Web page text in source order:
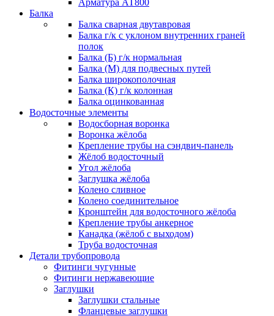
Арматура АТ800
Балка
Балка сварная двутавровая
Балка г/к с уклоном внутренних граней
полок
Балка (Б) г/к нормальная
Балка (М) для подвесных путей
Балка широкополочная
Балка (К) г/к колонная
Балка оцинкованная
Водосточные элементы
Водосборная воронка
Воронка жёлоба
Крепление трубы на сэндвич-панель
Жёлоб водосточный
Угол жёлоба
Заглушка жёлоба
Колено сливное
Колено соединительное
Кронштейн для водосточного жёлоба
Крепление трубы анкерное
Канадка (жёлоб с выходом)
Труба водосточная
Детали трубопровода
Фитинги чугунные
Фитинги нержавеющие
Заглушки
Заглушки стальные
Фланцевые заглушки